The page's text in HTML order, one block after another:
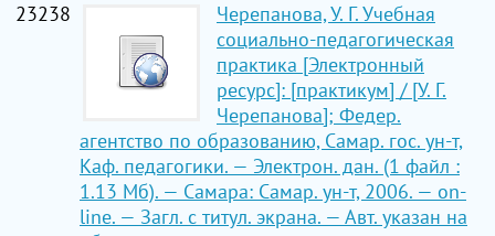
23238
Черепанова, У. Г. Учебная
социально-педагогическая
практика [Электронный
ресурс]: [практикум] / [У. Г.
Черепанова]; Федер.
агентство по образованию, Самар. гос. ун-т,
Каф. педагогики. — Электрон. дан. (1 файл :
1.13 Мб). — Самара: Самар. ун-т, 2006. — on-
line. — Загл. с титул. экрана. — Авт. указан на